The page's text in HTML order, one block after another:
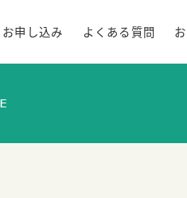
お申し込み よくある質問